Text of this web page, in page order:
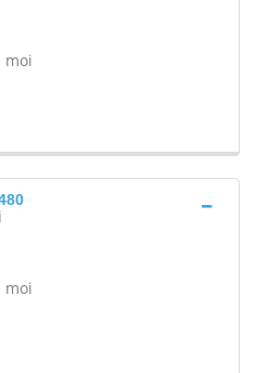
moi
moi